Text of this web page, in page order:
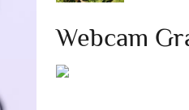
Webcam